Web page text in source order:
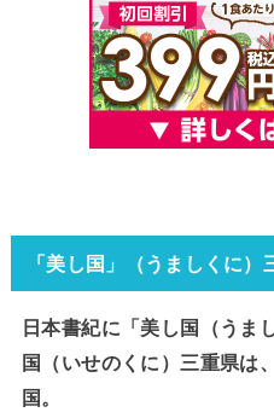
「美し国」（うましくに）
日本書紀に「美し国（うま
国（いせのくに）三重県は
国。